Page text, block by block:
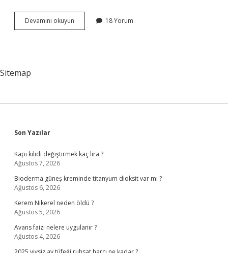
Devamını okuyun
Hangi
18 Yorum
Sitemap
Sidebar
Son Yazılar
Kapı kilidi değiştirmek kaç lira ?
Ağustos 7, 2026
Bioderma güneş kreminde titanyum dioksit var mı ?
Ağustos 6, 2026
Kerem Nikerel neden öldü ?
Ağustos 5, 2026
Avans faizi nelere uygulanır ?
Ağustos 4, 2026